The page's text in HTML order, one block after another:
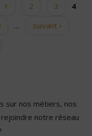
1 2 3
4
…
suivant ›
sur nos métiers, nos
notre réseau